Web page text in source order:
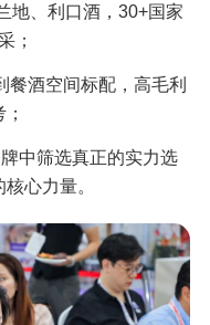
地、利口酒，30+国家
；
餐酒空间标配，高毛利
中筛选真正的实力选
心力量。